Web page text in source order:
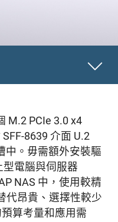
M.2 PCIe 3.0 x4
8639 介面 U.2
中。毋需額外安裝驅
電腦與伺服器
NAS 中，使用較精
代昂貴、選擇性較少
算考量和應用需